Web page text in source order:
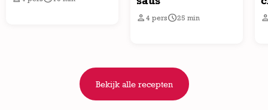
 4 pers25 min
Bekijk alle recepten